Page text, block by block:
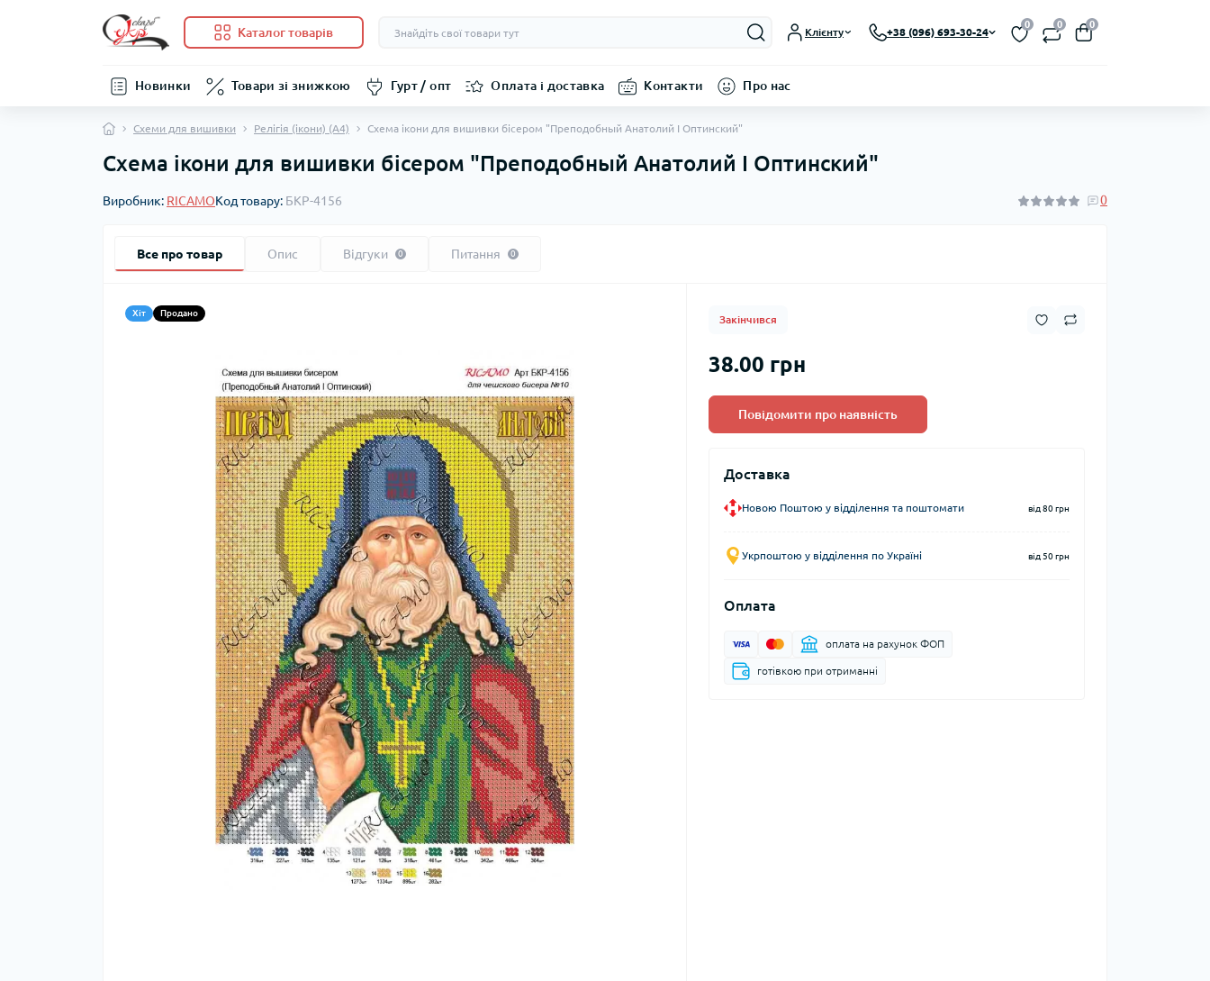
Каталог товарів Клієнту +38 (096) 693-30-24
0 0 0
Новинки Товари зі знижкою Гурт / опт Оплата і доставка Контакти Про нас
Схеми для вишивки Релігія (ікони) (А4) Схема ікони для вишивки бісером "Преподобный Анатолий I Оптинский"
Схема ікони для вишивки бісером "Преподобный Анатолий I Оптинский"
Виробник: RICAMOКод товару: БКР-4156 0
Все про товар Опис Відгуки 0 Питання 0
Хіт Продано
Закінчився
38.00 грн
Повідомити про наявність
Доставка
Новою Поштою у відділення та поштомати від 80 грн
Укрпоштою у відділення по Україні від 50 грн
Оплата
оплата на рахунок ФОП
готівкою при отриманні